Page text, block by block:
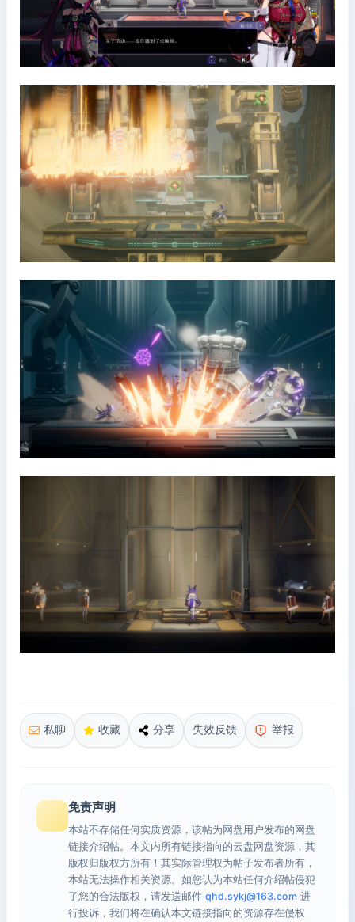
私聊 收藏 分享 失效反馈 举报
免责声明
本站不存储任何实质资源，该帖为网盘用户发布的网盘
链接介绍帖。本文内所有链接指向的云盘网盘资源，其
版权归版权方所有！其实际管理权为帖子发布者所有，
本站无法操作相关资源。如您认为本站任何介绍帖侵犯
了您的合法版权，请发送邮件 qhd.sykj@163.com 进
行投诉，我们将在确认本文链接指向的资源存在侵权